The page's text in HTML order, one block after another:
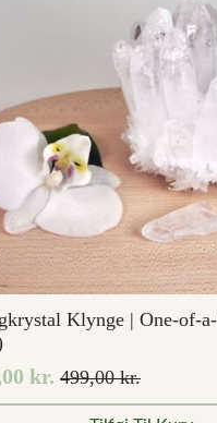
Klynge | One-of-
499,00kr.
kr.